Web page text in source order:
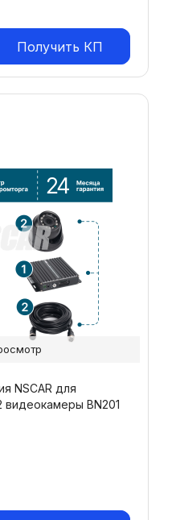
Получить КП
NSCAR для
видеокамеры BN201